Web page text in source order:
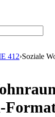
412›Soziale